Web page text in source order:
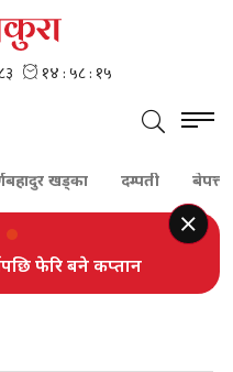
खड्का दम्पती बेपत्ता
फेरि बने कप्तान